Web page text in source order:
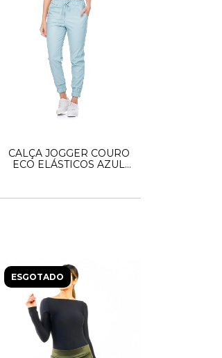
CALÇA JOGGER COURO
ECO ELÁSTICOS AZUL
ESGOTADO